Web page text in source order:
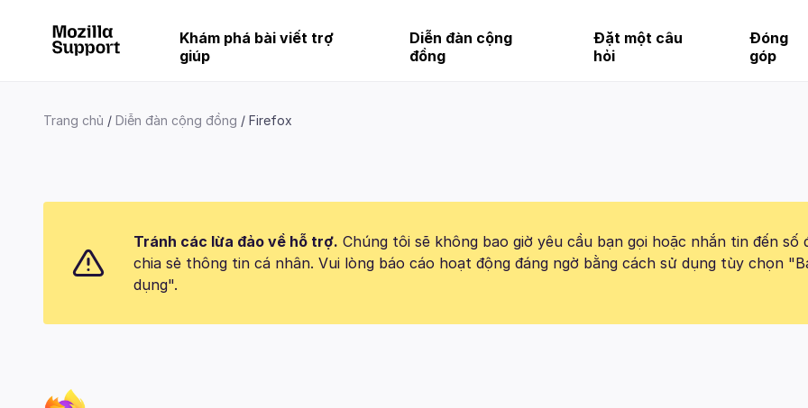
Khám phá bài viết trợ
giúp
Diễn đàn cộng
đồng
Đặt một câu
hỏi
Đóng
góp
Trang chủ Diễn đàn cộng đồng Firefox
Tránh các lừa đảo về hỗ trợ. Chúng tôi sẽ không bao giờ yêu cầu bạn gọi hoặc nhắn tin đến số
chia sẻ thông tin cá nhân. Vui lòng báo cáo hoạt động đáng ngờ bằng cách sử dụng tùy chọn
dụng".